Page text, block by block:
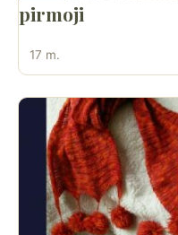
pirmoji
17 m.